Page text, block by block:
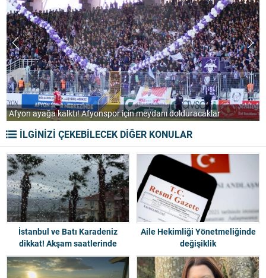
Trabzonspor tarihinin en büyük imzasını attı: Salah resmen TS’de
İLGİNİZİ ÇEKEBİLECEK DİĞER KONULAR
İstanbul ve Batı Karadeniz
dikkat! Akşam saatlerinde
şiddetli sağanak geliyor
Aile Hekimliği Yönetmeliğinde
değişiklik